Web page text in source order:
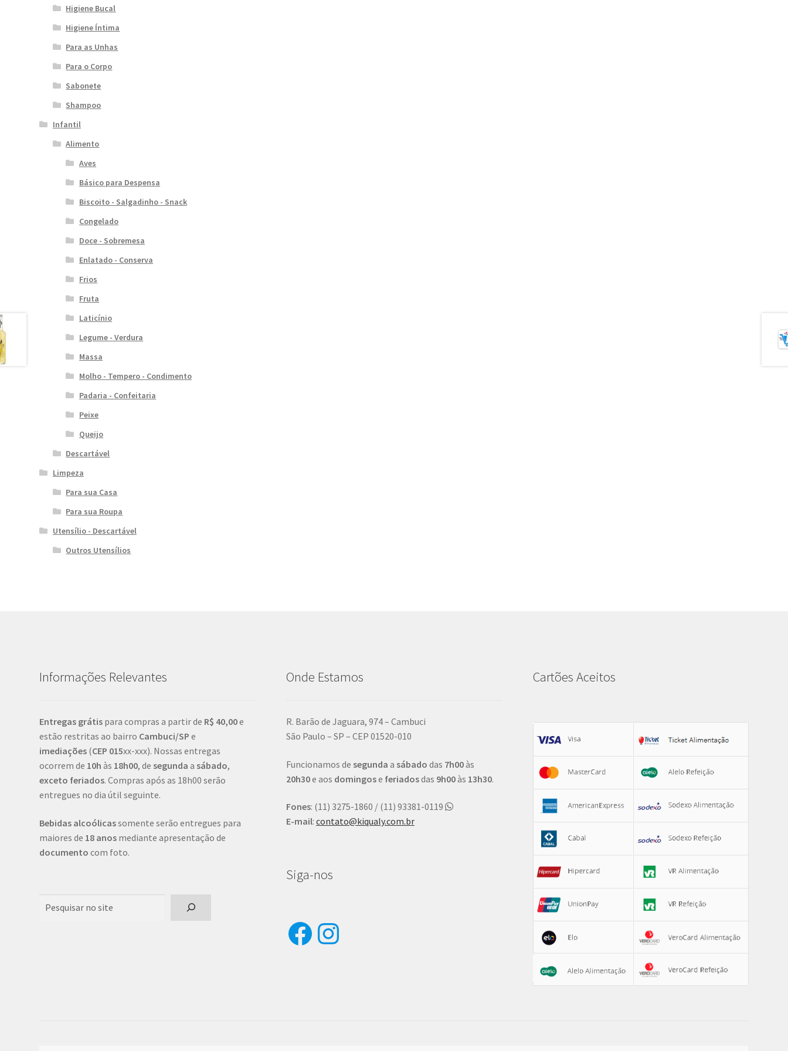
Higiene Bucal
Higiene Íntima
Para as Unhas
Para o Corpo
Sabonete
Shampoo
Infantil
Alimento
Aves
Básico para Despensa
Biscoito - Salgadinho - Snack
Congelado
Doce - Sobremesa
Enlatado - Conserva
Frios
Fruta
Laticínio
Legume - Verdura
Massa
Molho - Tempero - Condimento
Padaria - Confeitaria
Peixe
Queijo
Descartável
Limpeza
Para sua Casa
Para sua Roupa
Utensílio - Descartável
Outros Utensílios
Informações Relevantes
Entregas grátis para compras a partir de R$ 40,00e
estão restritas ao bairro Cambuci/SP e
imediações (CEP 015xx-xxx). Nossas entregas
ocorrem de 10h às 18h00, de segunda a sábado,
exceto feriados. Compras após as 18h00 serão
entregues no dia útil seguinte.
Bebidas alcoólicassomente serão entregues para
maiores de 18 anos mediante apresentação de
documento com foto.
Onde Estamos
R. Barão de Jaguara, 974 – Cambuci
São Paulo – SP – CEP 01520-010
Funcionamos de segunda a sábado das 7h00às
20h30e aos domingose feriadosdas 9h00às 13h30.
Fones: (11) 3275-1860 / (11) 93381-0119
E-mail: contato@kiqualy.com.br
Siga-nos
Facebook
Instagram
Cartões Aceitos